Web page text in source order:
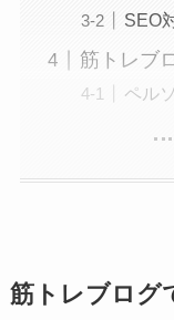
SEO
筋トレブ
ペル
筋トレブログ